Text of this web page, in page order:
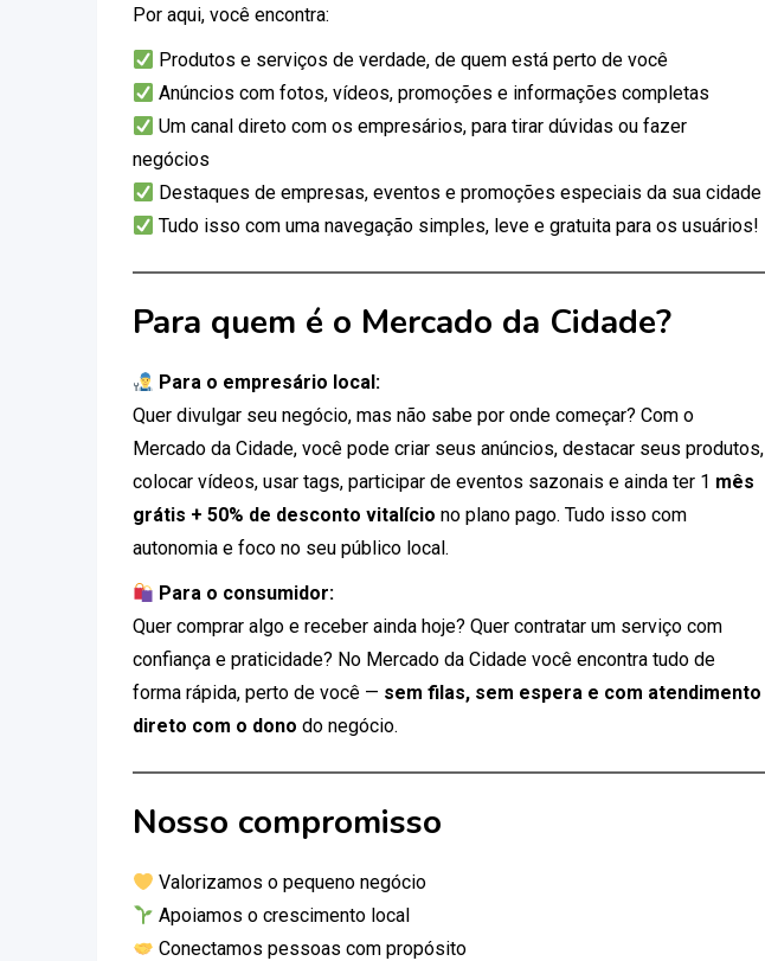
Por aqui, você encontra:
Produtos e serviços de verdade, de quem está perto de você
Anúncios com fotos, vídeos, promoções e informações completas
Um canal direto com os empresários, para tirar dúvidas ou fazer
negócios
Destaques de empresas, eventos e promoções especiais da sua cidade
Tudo isso com uma navegação simples, leve e gratuita para os usuários!
Para quem é o Mercado da Cidade?
Para o empresário local:
Quer divulgar seu negócio, mas não sabe por onde começar? Com o
Mercado da Cidade, você pode criar seus anúncios, destacar seus produtos,
colocar vídeos, usar tags, participar de eventos sazonais e ainda ter 1 mês
grátis + 50% de desconto vitalício no plano pago. Tudo isso com
autonomia e foco no seu público local.
Para o consumidor:
Quer comprar algo e receber ainda hoje? Quer contratar um serviço com
confiança e praticidade? No Mercado da Cidade você encontra tudo de
forma rápida, perto de você — sem filas, sem espera e com atendimento
direto com o dono do negócio.
Nosso compromisso
Valorizamos o pequeno negócio
Apoiamos o crescimento local
Conectamos pessoas com propósito